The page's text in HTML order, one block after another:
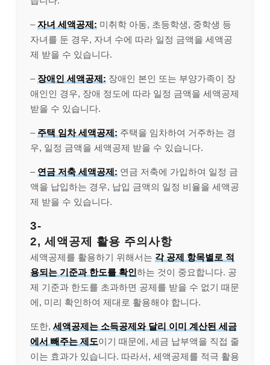
–자녀 세액공제: 미취학 아동, 초등학생, 중학생 등
자녀를 둔 경우, 자녀 수에 따라 일정 금액을 세액공
제 받을 수 있습니다.
– 장애인 세액공제: 장애인 본인 또는 부양가족이 장
애인인 경우, 장애 정도에 따라 일정 금액을 세액공제
받을 수 있습니다.
– 주택 임차 세액공제: 주택을 임차하여 거주하는 경
우, 일정 금액을 세액공제 받을 수 있습니다.
– 연금 저축 세액공제: 연금 저축에 가입하여 일정 금
액을 납입하는 경우, 납입 금액의 일정 비율을 세액공
제 받을 수 있습니다.
3-
2, 세액공제 활용 주의사항
세액공제를 활용하기 위해서는 각 공제 항목별로 적
용되는 기준과 한도를 확인하는 것이 중요합니다. 공
제 기준과 한도를 초과하면 공제를 받을 수 없기 때문
에, 미리 확인하여 제대로 활용해야 합니다.
또한, 세액공제는 소득공제와 달리 이미 계산된 세금
에서 빼주는 제도이기 때문에, 세금 납부액을 직접 줄
이는 효과가 있습니다. 따라서, 세액공제를 적극 활용